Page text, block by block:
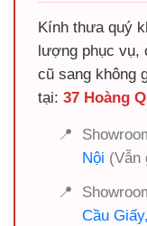
Kính thưa quý
lượng phục vụ,
cũ sang không
tại: 37 Hoàng
📍
Nội (Vẫn
📍
Cầu